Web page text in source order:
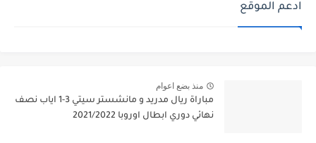
ادعم الموقع
منذ بضع اعوام
مباراة ريال مدريد و مانشستر سيتي 3-1 اياب نصف
نهائي دوري ابطال اوروبا 2021/2022